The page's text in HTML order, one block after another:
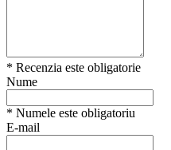
* Recenzia este obligatorie
Nume
* Numele este obligatoriu
E-mail